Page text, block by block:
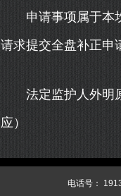
申请事项属于本坎
请求提交全盘补正申
法定监护人外明原
应）
电话号：